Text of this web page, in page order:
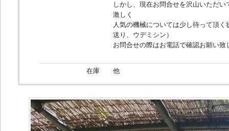
しかし、現在お問合せを沢山いただ
激しく
人気の機械については少し待って頂
送り、ウデミシン）
お問合せの際はお電話で確認お願い致
在庫 他